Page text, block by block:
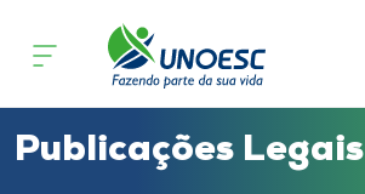
Cursos
Publicações Legais